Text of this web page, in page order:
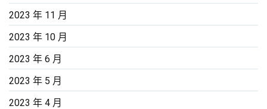
2023 年 11 月
2023 年 10 月
2023 年 6 月
2023 年 5 月
2023 年 4 月